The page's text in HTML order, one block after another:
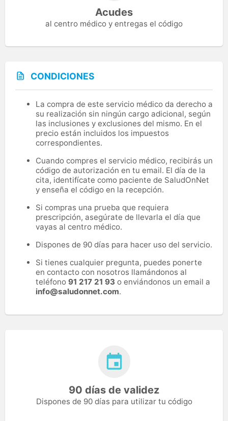
Acudes
al centro médico y entregas el código
CONDICIONES
La compra de este servicio médico da derecho a
su realización sin ningún cargo adicional, según
las inclusiones y exclusiones del mismo. En el
precio están incluidos los impuestos
correspondientes.
Cuando compres el servicio médico, recibirás un
código de autorización en tu email. El día de la
cita, identifícate como paciente de SaludOnNet
y enseña el código en la recepción.
Si compras una prueba que requiera
prescripción, asegúrate de llevarla el día que
vayas al centro médico.
Dispones de 90 días para hacer uso del servicio.
Si tienes cualquier pregunta, puedes ponerte
en contacto con nosotros llamándonos al
teléfono 91 217 21 93 o enviándonos un email a
info@saludonnet.com.
90 días de validez
Dispones de 90 días para utilizar tu código